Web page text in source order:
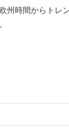
州時間からトレ